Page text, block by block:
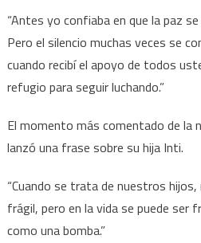
“Antes yo confiaba en que la paz
Pero el silencio muchas veces se
cuando recibí el apoyo de todos
refugio para seguir luchando.”
El momento más comentado de la
lanzó una frase sobre su hija Inti.
“Cuando se trata de nuestros
frágil, pero en la vida se puede ser
como una bomba.”